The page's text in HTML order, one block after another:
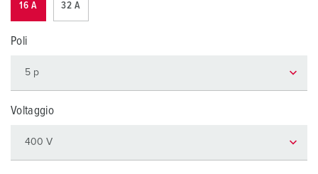
16 A 32 A
Poli
Voltaggio